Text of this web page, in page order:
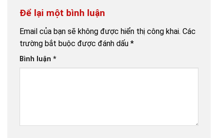
Để lại một bình luận
Email của bạn sẽ không được hiển thị công khai. Các
trường bắt buộc được đánh dấu *
Bình luận *